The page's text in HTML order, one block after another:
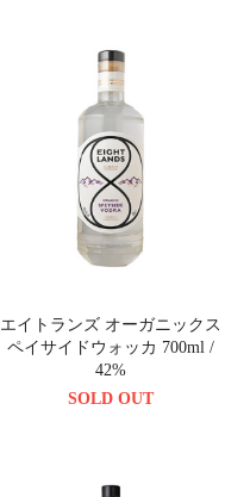
エイトランズ オーガニックス
ペイサイドウォッカ 700ml /
42%
SOLD OUT